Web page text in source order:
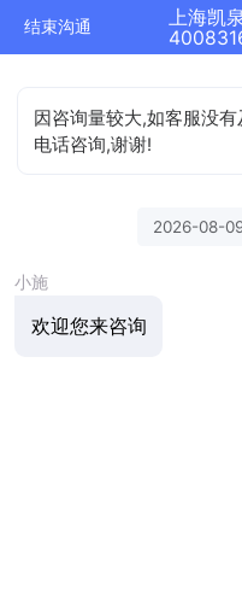
结束沟通
上海凯
因咨询量较大,如客服没
电话咨询,谢谢!
2026-08-
小施
欢迎您来咨询